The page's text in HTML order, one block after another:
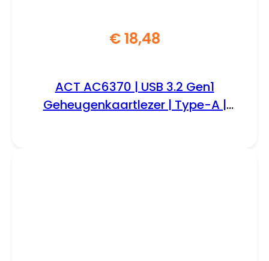
€18,48
ACT AC6370 | USB 3.2 Gen1
Geheugenkaartlezer | Type-A |